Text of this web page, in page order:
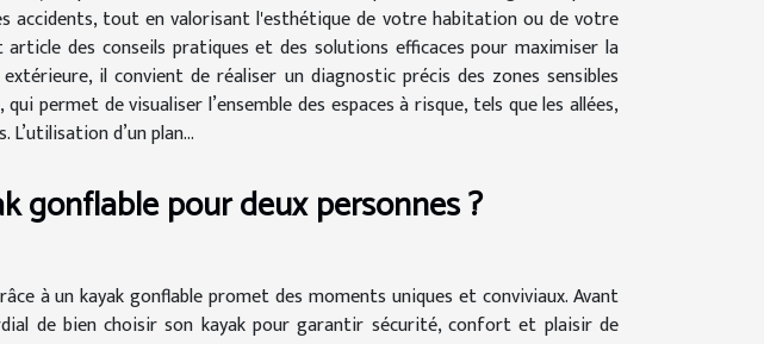
accidents, tout en valorisant l'esthétique de votre habitation ou de votre
des conseils pratiques et des solutions efficaces pour maximiser la
il convient de réaliser un diagnostic précis des zones sensibles
permet de visualiser l’ensemble des espaces à risque, tels que les allées,
d’un plan...
gonflable pour deux personnes ?
à un kayak gonflable promet des moments uniques et conviviaux. Avant
de bien choisir son kayak pour garantir sécurité, confort et plaisir de